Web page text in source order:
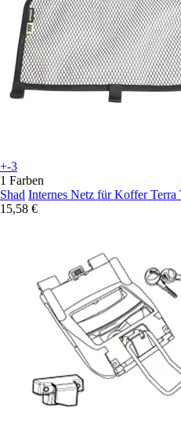
+-3
1 Farben
Shad Internes Netz für Koffer
15,58 €